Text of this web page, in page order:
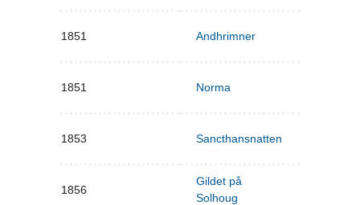
1851 Andhrimner
1851 Norma
1853 Sancthansnatten
1856
Gildet på
Solhoug